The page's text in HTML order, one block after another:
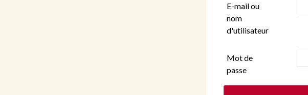
E-mail ou
nom
d'utilisateur
Mot de
passe